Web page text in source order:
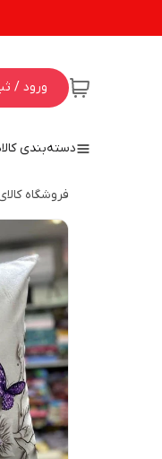
ورود /
دسته‌بندی
فروشگاه